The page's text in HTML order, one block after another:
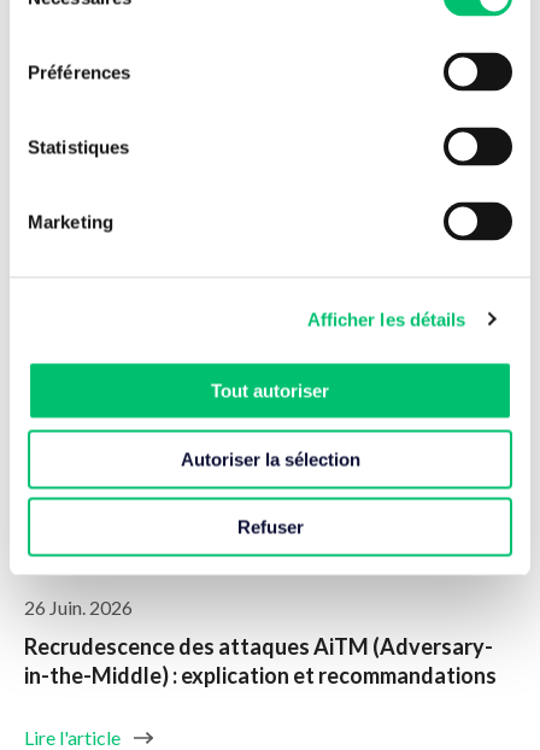
Préférences
Statistiques
Marketing
Afficher les détails
Tout autoriser
Autoriser la sélection
Refuser
Fin de support VMware vSphere 8 : la réflexion
26 Juin. 2026
Recrudescence des attaques AiTM (Adversary-
in-the-Middle) : explication et recommandations
Lire l'article